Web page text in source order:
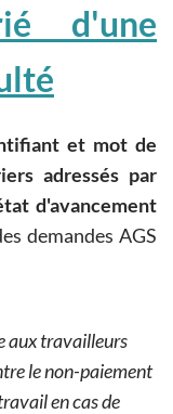
d'une
et mot de
adressés par
d'avancement
demandes AGS
aux travailleurs
le non-paiement
en cas de